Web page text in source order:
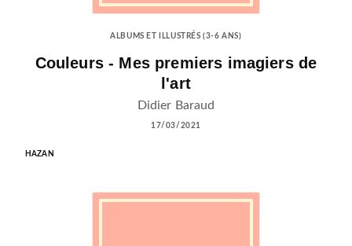
ALBUMS ET ILLUSTRÉS (3-6 ANS)
Couleurs - Mes premiers imagiers de
l'art
Didier Baraud
17/03/2021
HAZAN